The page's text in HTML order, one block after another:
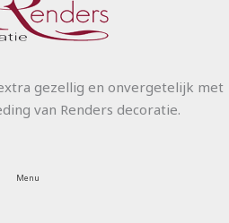
gezellig en onvergetelijk met
van Renders decoratie.
Menu